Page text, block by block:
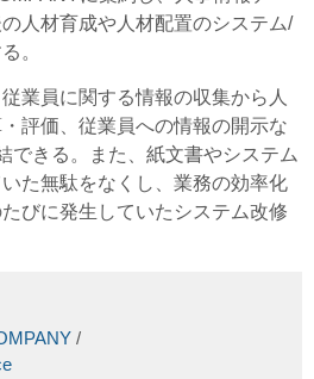
人材育成や人材配置のシステム/
。
業員に関する情報の収集から人
評価、従業員への情報の開示な
できる。また、紙文書やシステム
た無駄をなくし、業務の効率化
びに発生していたシステム改修
/